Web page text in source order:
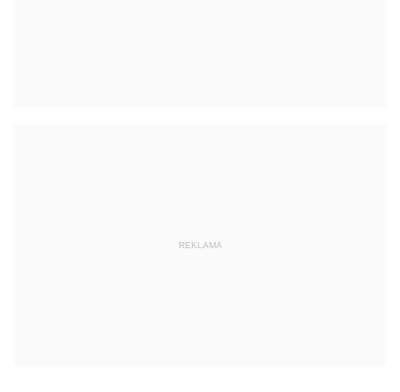
REKLAMA